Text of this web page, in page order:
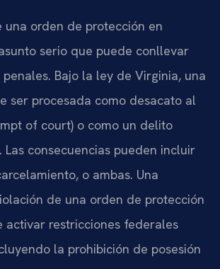
una orden de protección en
serio que puede conllevar
penales. Bajo la ley de Virginia, una
ser procesada como desacato al
of court) o como un delito
Las consecuencias pueden incluir
o ambas. Una
de una orden de protección
activar restricciones federales
la prohibición de posesión